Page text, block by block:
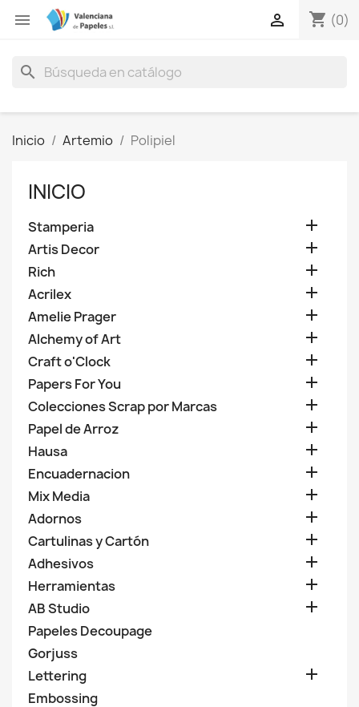
 shopping_cart (0)

search
Inicio Artemio Polipiel
INICIO
Stamperia 
Artis Decor 
Rich 
Acrilex 
Amelie Prager 
Alchemy of Art 
Craft o'Clock 
Papers For You 
Colecciones Scrap por Marcas 
Papel de Arroz 
Hausa 
Encuadernacion 
Mix Media 
Adornos 
Cartulinas y Cartón 
Adhesivos 
Herramientas 
AB Studio 
Papeles Decoupage
Gorjuss
Lettering

Embossing